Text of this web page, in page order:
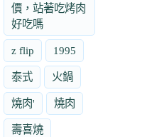
價，站著吃烤肉
好吃嗎
z flip 1995
泰式 火鍋
燒肉' 燒肉
壽喜燒